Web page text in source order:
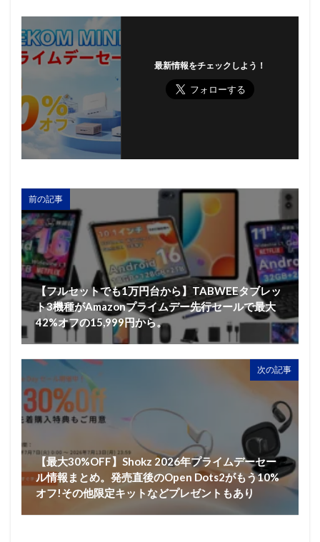
最新情報をチェックしよう！
前の記事
【フルセットでも1万円台から】TABWEEタブレッ
ト3機種がAmazonプライムデー先行セールで最大
42%オフの15,999円から。
次の記事
【最大30%OFF】Shokz 2026年プライムデーセー
ル情報まとめ。発売直後のOpen Dots2がもう10%
オフ!その他限定キットなどプレゼントもあり